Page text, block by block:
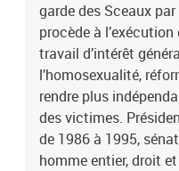
garde des Sceaux
procède à
travail d’intérêt
l’homosexualité,
rendre plus
des victimes.
de 1986 à 1995,
homme entier, droit